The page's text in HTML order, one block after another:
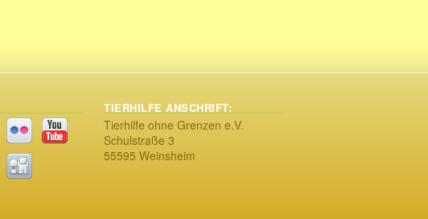
TIERHILFE ANSCHRIFT:
Tierhilfe ohne Grenzen e.V.
Schulstraße 3
55595 Weinsheim